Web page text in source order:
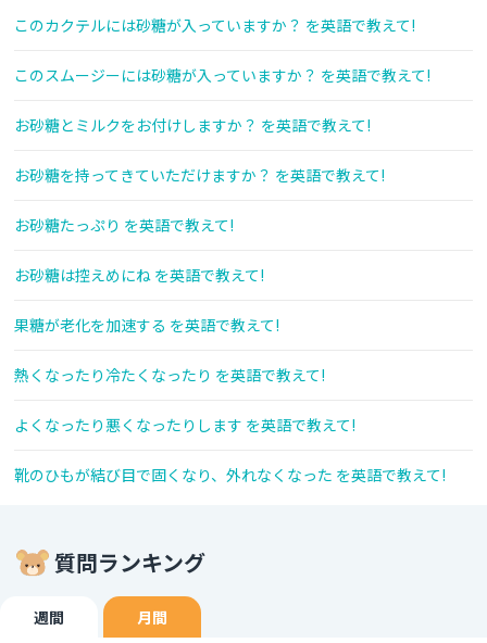
このカクテルには砂糖が入っていますか？ を英語で教えて!
このスムージーには砂糖が入っていますか？ を英語で教えて!
お砂糖とミルクをお付けしますか？ を英語で教えて!
お砂糖を持ってきていただけますか？ を英語で教えて!
お砂糖たっぷり を英語で教えて!
お砂糖は控えめにね を英語で教えて!
果糖が老化を加速する を英語で教えて!
熱くなったり冷たくなったり を英語で教えて!
よくなったり悪くなったりします を英語で教えて!
靴のひもが結び目で固くなり、外れなくなった を英語で教えて!
質問ランキング
週間 月間